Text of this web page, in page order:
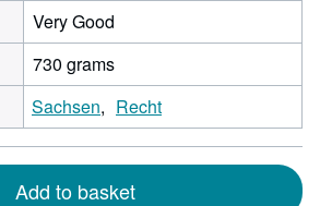
Very Good
730 grams
Sachsen Recht
Add to basket